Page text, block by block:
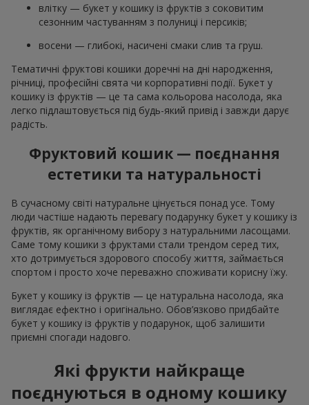
влітку — букет у кошику із фруктів з соковитим
сезонним частуванням з полуниці і персиків;
восени — глибокі, насичені смаки слив та груш.
Тематичні фруктові кошики доречні на дні народження,
річниці, професійні свята чи корпоративні події. Букет у
кошику із фруктів — це та сама кольорова насолода, яка
легко підлаштовується під будь-який привід і завжди дарує
радість.
Фруктовий кошик — поєднання
естетики та натуральності
В сучасному світі натуральне цінується понад усе. Тому
люди частіше надають перевагу подарунку букет у кошику із
фруктів, як органічному вибору з натуральними ласощами.
Саме тому кошики з фруктами стали трендом серед тих,
хто дотримується здорового способу життя, займається
спортом і просто хоче переважно споживати корисну їжу.
Букет у кошику із фруктів — це натуральна насолода, яка
виглядає ефектно і оригінально. Обов’язково придбайте
букет у кошику із фруктів у подарунок, щоб залишити
приємні спогади надовго.
Які фрукти найкраще
поєднуються в одному кошику